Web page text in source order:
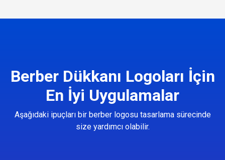
Berber Dükkanı Logoları İçin
En İyi Uygulamalar
Aşağıdaki ipuçları bir berber logosu tasarlama sürecinde
size yardımcı olabilir.